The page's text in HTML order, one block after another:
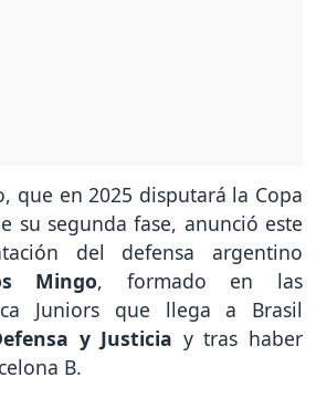
que en 2025 disputará la Copa
su segunda fase, anunció este
del defensa argentino
Mingo, formado en las
Juniors que llega a Brasil
y Justicia y tras haber
B.